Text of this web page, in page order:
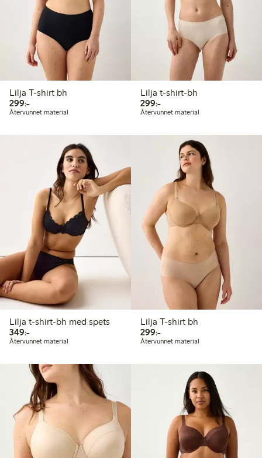
Lilja T-shirt bh
299:-299,00 kr
Återvunnet material
Lilja t-shirt-bh
299:-299,00 kr
Återvunnet material
Lilja t-shirt-bh med spets
349:-349,00 kr
Återvunnet material
Lilja T-shirt bh
299:-299,00 kr
Återvunnet material